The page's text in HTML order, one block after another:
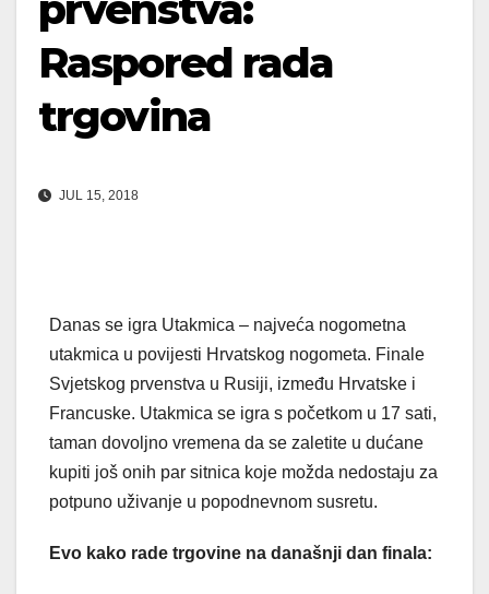
Raspored rada
trgovina
JUL 15, 2018
Danas se igra Utakmica – najveća nogometna
utakmica u povijesti Hrvatskog nogometa. Finale
Svjetskog prvenstva u Rusiji, između Hrvatske i
Francuske. Utakmica se igra s početkom u 17 sati,
taman dovoljno vremena da se zaletite u dućane
kupiti još onih par sitnica koje možda nedostaju za
potpuno uživanje u popodnevnom susretu.
Evo kako rade trgovine na današnji dan finala: